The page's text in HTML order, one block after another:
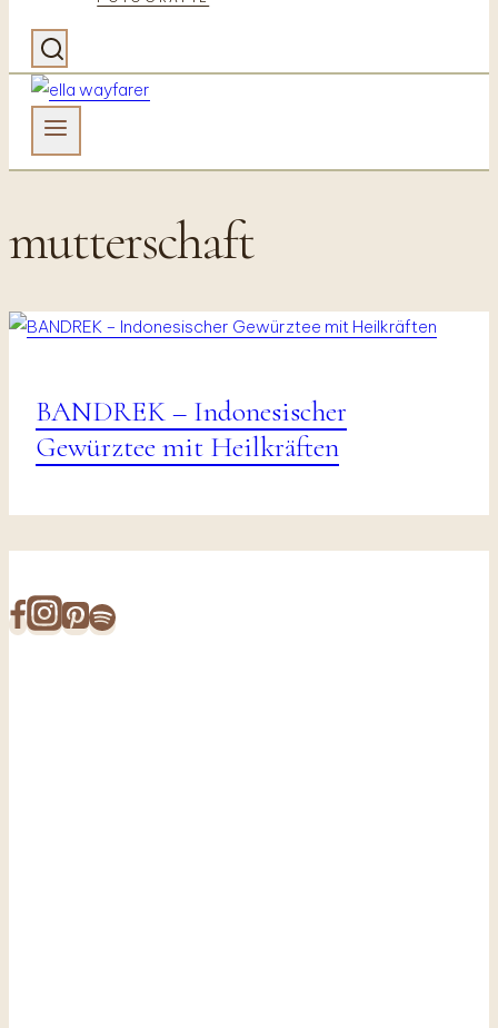
mutterschaft
Mutterschaft
|
Vanlife
&
BANDREK – Indonesischer
Gewürztee mit Heilkräften